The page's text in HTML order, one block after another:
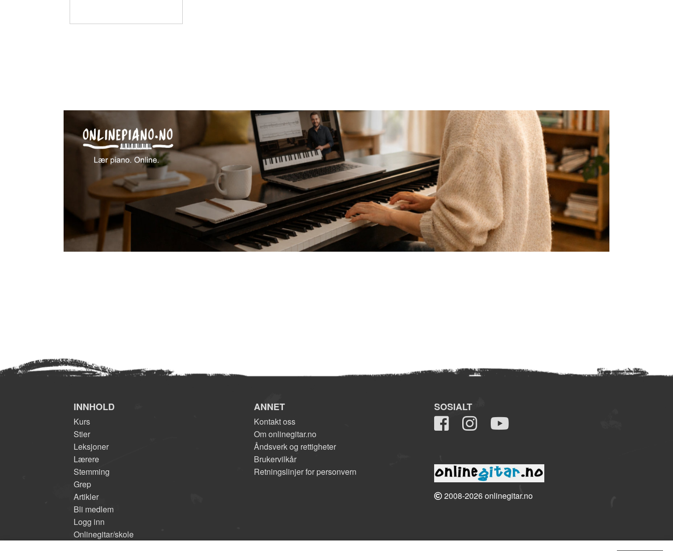
INNHOLD
Kurs
Stier
Leksjoner
Lærere
Stemming
Grep
Artikler
Bli medlem
Logg inn
Onlinegitar/skole
ANNET
Kontakt oss
Om onlinegitar.no
Åndsverk og rettigheter
Brukervilkår
Retningslinjer for personvern
SOSIALT
2008-2026 onlinegitar.no